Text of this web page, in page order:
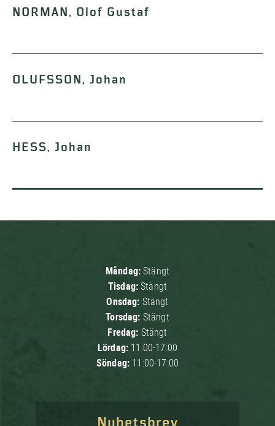
NORMAN, Olof Gustaf
OLUFSSON, Johan
HESS, Johan
Måndag:Stängt
Tisdag:Stängt
Onsdag: Stängt
Torsdag: Stängt
Fredag: Stängt
Lördag: 11:00-17:00
Söndag: 11:00-17:00